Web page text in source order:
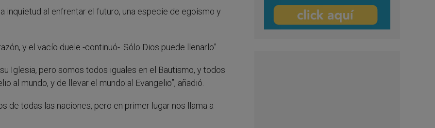
inquietud al enfrentar el futuro, una especie de egoísmo y
y el vacío duele -continuó-. Sólo Dios puede llenarlo”.
Iglesia, pero somos todos iguales en el Bautismo, y todos
al mundo, y de llevar el mundo al Evangelio”, añadió.
de todas las naciones, pero en primer lugar nos llama a